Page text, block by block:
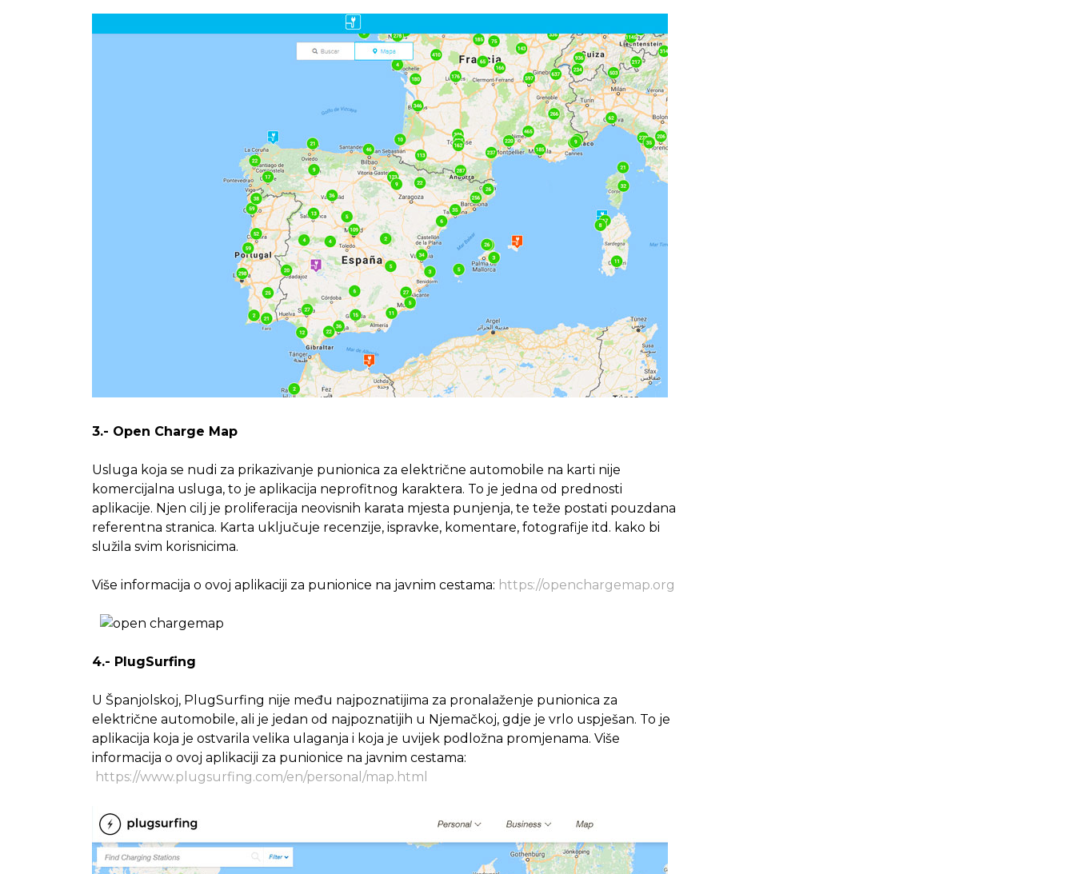
3.- Open Charge Map
Usluga koja se nudi za prikazivanje punionica za električne automobile na karti nije
komercijalna usluga, to je aplikacija neprofitnog karaktera. To je jedna od prednosti
aplikacije. Njen cilj je proliferacija neovisnih karata mjesta punjenja, te teže postati pouzdana
referentna stranica. Karta uključuje recenzije, ispravke, komentare, fotografije itd. kako bi
služila svim korisnicima.
Više informacija o ovoj aplikaciji za punionice na javnim cestama: https://openchargemap.org
4.- PlugSurfing
U Španjolskoj, PlugSurfing nije među najpoznatijima za pronalaženje punionica za
električne automobile, ali je jedan od najpoznatijih u Njemačkoj, gdje je vrlo uspješan. To je
aplikacija koja je ostvarila velika ulaganja i koja je uvijek podložna promjenama. Više
informacija o ovoj aplikaciji za punionice na javnim cestama:
https://www.plugsurfing.com/en/personal/map.html